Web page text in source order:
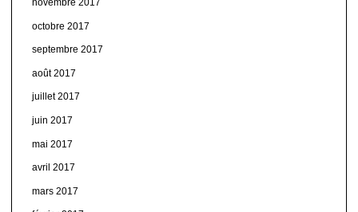
novembre 2017
octobre 2017
septembre 2017
août 2017
juillet 2017
juin 2017
mai 2017
avril 2017
mars 2017